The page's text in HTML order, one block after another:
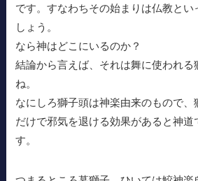
です。すなわちその始まりは仏教と
しょう。
なら神はどこにいるのか？
結論から言えば、それは舞に使われる
ね。
なにしろ獅子頭は神楽由来のもので、
だけで邪気を退ける効果があると神道
す。